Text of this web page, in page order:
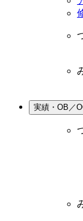
実績・OB／